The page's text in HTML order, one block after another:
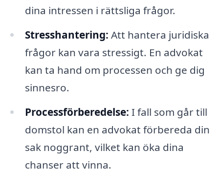
dina intressen i rättsliga frågor.
Stresshantering: Att hantera juridiska
frågor kan vara stressigt. En advokat
kan ta hand om processen och ge dig
sinnesro.
Processförberedelse: I fall som går till
domstol kan en advokat förbereda din
sak noggrant, vilket kan öka dina
chanser att vinna.